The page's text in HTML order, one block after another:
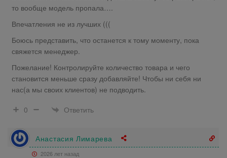
то вообще модель пропала….
Впечатления не из лучших (((
Боюсь представить, что останется к тому моменту, пока
свяжется менеджер.
Пожелание! Контролируйте количество товара и чего
становится меньше сразу добавляйте! Чтобы ни себя ни
нас(а мы своих клиентов) не подводить.
0
Ответить
Анастасия Лимарева
2026 лет назад